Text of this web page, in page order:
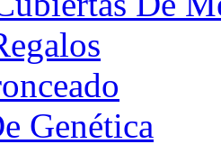
Genética